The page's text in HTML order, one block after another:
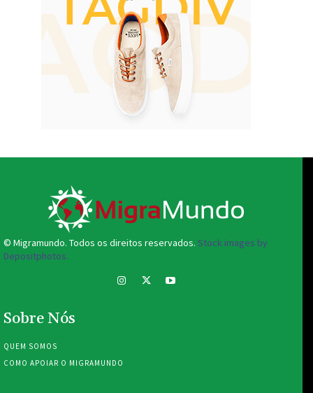
© Migramundo. Todos os direitos reservados. Stock images by
Depositphotos.
Sobre Nós
QUEM SOMOS
COMO APOIAR O MIGRAMUNDO